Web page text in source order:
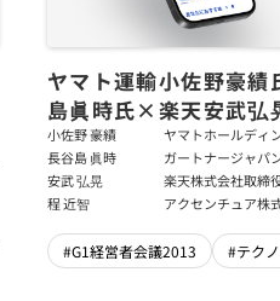
ヤマト運輸小佐野豪
島眞時氏×楽天安武弘
く経営革新」前編
小佐野 豪績
ヤマトホールディ
担当 執行役員
長谷島 眞時
ガートナージャパ
プバイスプレジデ
ソニー株式会社
安武 弘晃
楽天株式会社取締
程 近智
アクセンチュア株
#G1経営者会議2013 #テク